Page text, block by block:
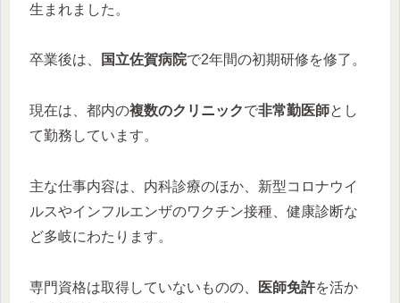
生まれました。
卒業後は、 国立佐賀病院で2年間の初期研修を修了。
現在は、都内の複数のクリニックで非常勤医師とし
て勤務しています。
主な仕事内容は、内科診療のほか、新型コロナウイ
ルスやインフルエンザのワクチン接種、健康診断な
ど多岐にわたります。
専門資格は取得していないものの、 医師免許を活か